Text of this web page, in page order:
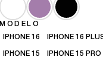
MODELO
IPHONE 16
IPHONE 16
IPHONE 15 IPHONE 15